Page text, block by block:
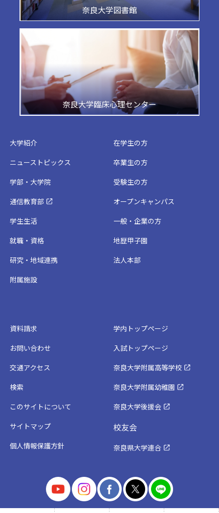
奈良大学図書館
奈良大学臨床心理センター
大学紹介
ニューストピックス
学部・大学院
通信教育部
学生生活
就職・資格
研究・地域連携
附属施設
在学生の方
卒業生の方
受験生の方
オープンキャンパス
一般・企業の方
地歴甲子園
法人本部
資料請求
お問い合わせ
交通アクセス
検索
このサイトについて
サイトマップ
個人情報保護方針
学内トップページ
入試トップページ
奈良大学附属高等学校
奈良大学附属幼稚園
奈良大学後援会
校友会
奈良県大学連合